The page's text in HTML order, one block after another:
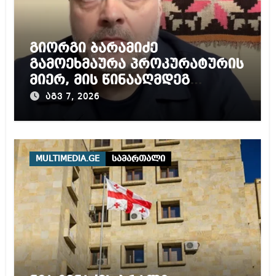
გიორგი ბარამიძე
გამოეხმაურა პროკურატურის
მიერ, მის წინააღმდეგ
დაწყებულ გამოძიებას
აგვ 7, 2026
MULTIMEDIA.GE სამართალი